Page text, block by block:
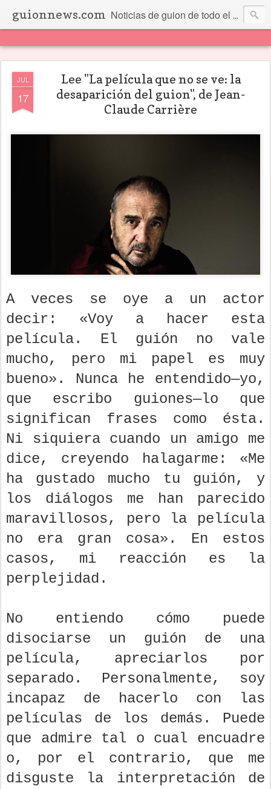
guionnews.com Noticias de guion de todo el mundo... Y más.
JUL
17
Lee "La película que no se ve: la
desaparición del guion", de Jean-
Claude Carrière
A veces se oye a un actor
decir: «Voy a hacer esta
película. El guión no vale
mucho, pero mi papel es muy
bueno». Nunca he entendido—yo,
que escribo guiones—lo que
significan frases como ésta.
Ni siquiera cuando un amigo me
dice, creyendo halagarme: «Me
ha gustado mucho tu guión, y
los diálogos me han parecido
maravillosos, pero la película
no era gran cosa». En estos
casos, mi reacción es la
perplejidad.
No entiendo cómo puede
disociarse un guión de una
película, apreciarlos por
separado. Personalmente, soy
incapaz de hacerlo con las
películas de los demás. Puede
que admire tal o cual encuadre
o, por el contrario, que me
disguste la interpretación de